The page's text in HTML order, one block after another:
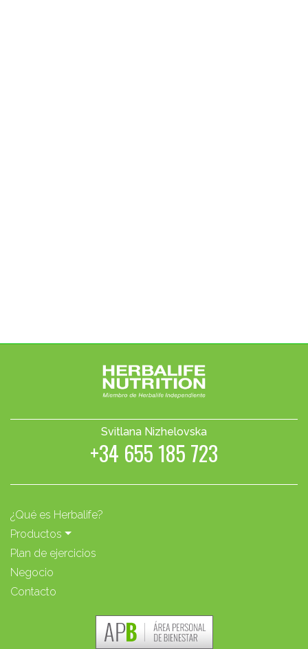
Svitlana Nizhelovska
+34 655 185 723
¿Qué es Herbalife?
Productos
Plan de ejercicios
Negocio
Contacto